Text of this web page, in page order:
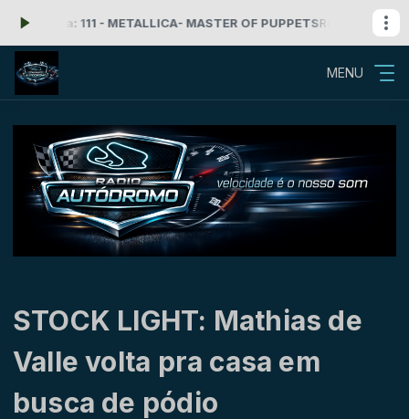
111 - METALLICA- MASTER OF PUPPETSRock'n Roll com Radio
MENU
STOCK LIGHT: Mathias de
Valle volta pra casa em
busca de pódio